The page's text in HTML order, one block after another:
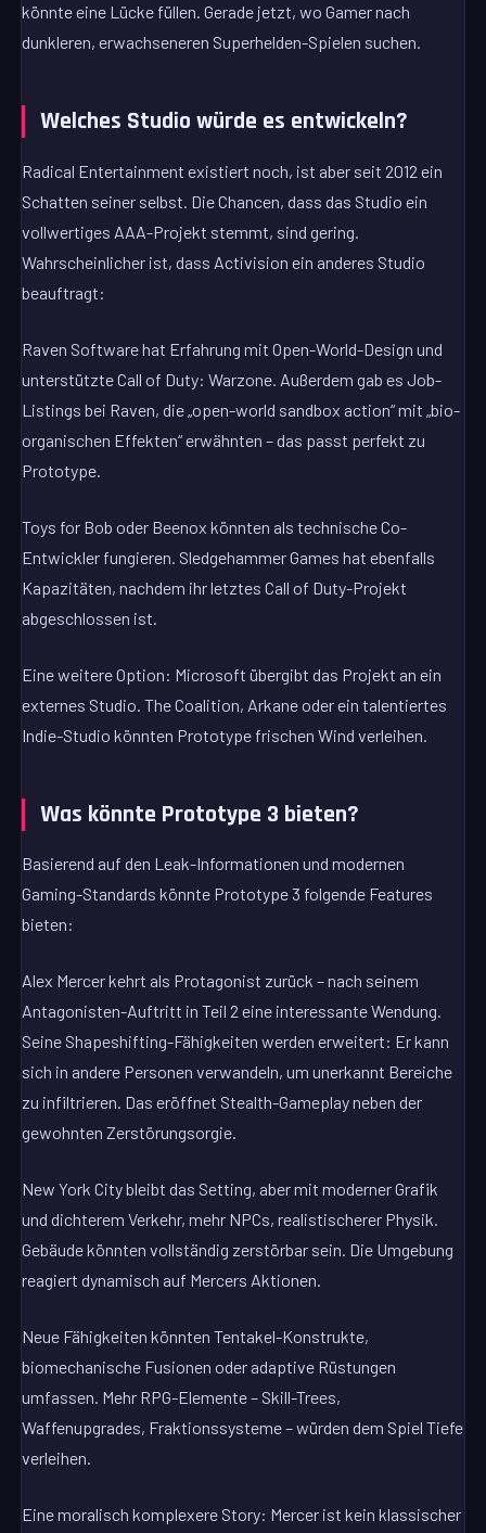
könnte eine Lücke füllen. Gerade jetzt, wo Gamer nach
dunkleren, erwachseneren Superhelden-Spielen suchen.
Welches Studio würde es entwickeln?
Radical Entertainment existiert noch, ist aber seit 2012 ein
Schatten seiner selbst. Die Chancen, dass das Studio ein
vollwertiges AAA-Projekt stemmt, sind gering.
Wahrscheinlicher ist, dass Activision ein anderes Studio
beauftragt:
Raven Software hat Erfahrung mit Open-World-Design und
unterstützte Call of Duty: Warzone. Außerdem gab es Job-
Listings bei Raven, die „open-world sandbox action“ mit „bio-
organischen Effekten“ erwähnten – das passt perfekt zu
Prototype.
Toys for Bob oder Beenox könnten als technische Co-
Entwickler fungieren. Sledgehammer Games hat ebenfalls
Kapazitäten, nachdem ihr letztes Call of Duty-Projekt
abgeschlossen ist.
Eine weitere Option: Microsoft übergibt das Projekt an ein
externes Studio. The Coalition, Arkane oder ein talentiertes
Indie-Studio könnten Prototype frischen Wind verleihen.
Was könnte Prototype 3 bieten?
Basierend auf den Leak-Informationen und modernen
Gaming-Standards könnte Prototype 3 folgende Features
bieten:
Alex Mercer kehrt als Protagonist zurück – nach seinem
Antagonisten-Auftritt in Teil 2 eine interessante Wendung.
Seine Shapeshifting-Fähigkeiten werden erweitert: Er kann
sich in andere Personen verwandeln, um unerkannt Bereiche
zu infiltrieren. Das eröffnet Stealth-Gameplay neben der
gewohnten Zerstörungsorgie.
New York City bleibt das Setting, aber mit moderner Grafik
und dichterem Verkehr, mehr NPCs, realistischerer Physik.
Gebäude könnten vollständig zerstörbar sein. Die Umgebung
reagiert dynamisch auf Mercers Aktionen.
Neue Fähigkeiten könnten Tentakel-Konstrukte,
biomechanische Fusionen oder adaptive Rüstungen
umfassen. Mehr RPG-Elemente – Skill-Trees,
Waffenupgrades, Fraktionssysteme – würden dem Spiel Tiefe
verleihen.
Eine moralisch komplexere Story: Mercer ist kein klassischer